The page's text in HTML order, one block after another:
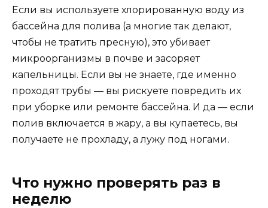
Если вы используете хлорированную воду из
бассейна для полива (а многие так делают,
чтобы не тратить пресную), это убивает
микроорганизмы в почве и засоряет
капельницы. Если вы не знаете, где именно
проходят трубы — вы рискуете повредить их
при уборке или ремонте бассейна. И да — если
полив включается в жару, а вы купаетесь, вы
получаете не прохладу, а лужу под ногами.
Что нужно проверять раз в
неделю